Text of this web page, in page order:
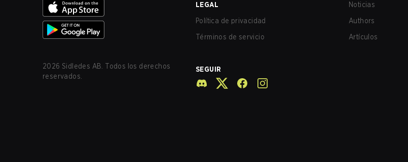
2026 Sidledes AB. Todos los derechos
reservados.
LEGAL
Política de privacidad
Términos de servicio
SEGUIR
Noticias
Authors
Artículos